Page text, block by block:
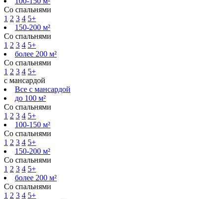
Со спальнями
1 2 3 4 5+
150-200 м²
Со спальнями
1 2 3 4 5+
более 200 м²
Со спальнями
1 2 3 4 5+
с мансардой
Все с мансардой
до 100 м²
Со спальнями
1 2 3 4 5+
100-150 м²
Со спальнями
1 2 3 4 5+
150-200 м²
Со спальнями
1 2 3 4 5+
более 200 м²
Со спальнями
1 2 3 4 5+